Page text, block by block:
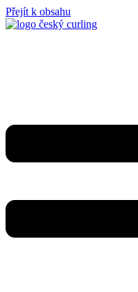
Přejít k obsahu